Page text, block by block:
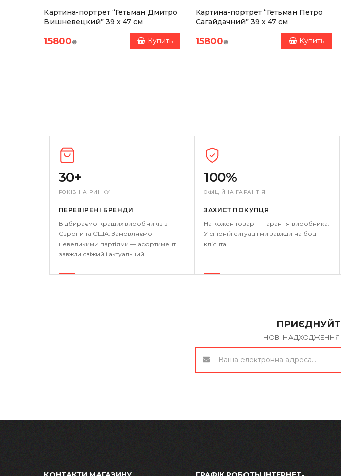
Картина-портрет “Гетьман Дмитро
Вишневецкий” 39 х 47 см
15800₴ Купить
Картина-портрет “Гетьман Петро
Сагайдачний” 39 х 47 см
15800₴ Купить
30+
РОКІВ НА РИНКУ
ПЕРЕВІРЕНІ БРЕНДИ
Відбираємо кращих виробників з
Європи та США. Замовляємо
невеликими партіями — асортимент
завжди свіжий і актуальний.
100%
ОФІЦІЙНА ГАРАНТІЯ
ЗАХИСТ ПОКУПЦЯ
На кожен товар — гарантія виробника.
У спірній ситуації ми завжди на боці
клієнта.
НОВІ НАДХОДЖЕННЯ,